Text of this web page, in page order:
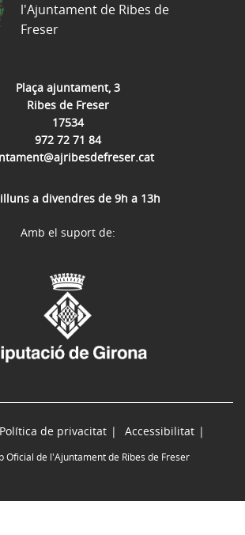
Plaça ajuntament, 3
Ribes de Freser
17534
972 72 71 84
a divendres de 9h a 13h
l'Ajuntament de Ribes de
Freser
Política de privacitat
Accessibilitat
Oficial de l'Ajuntament de Ribes de Freser
Amb el suport de: